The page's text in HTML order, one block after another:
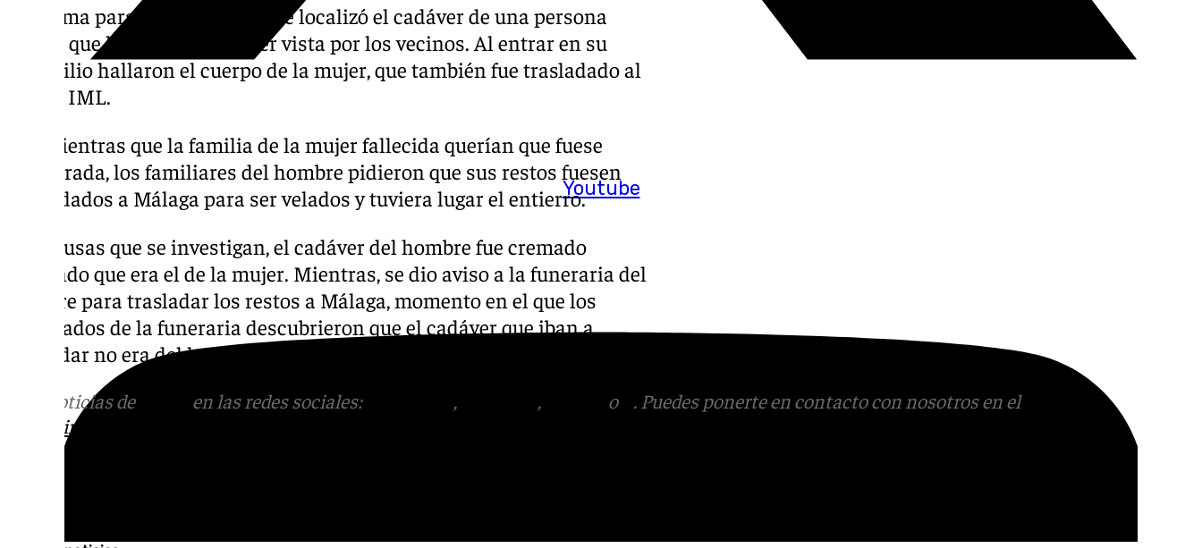
Youtube
De forma paralela, al parecer, se localizó el cadáver de una persona
mayor que llevaba días sin ser vista por los vecinos. Al entrar en su
domicilio hallaron el cuerpo de la mujer, que también fue trasladado al
citado IML.
Así, mientras que la familia de la mujer fallecida querían que fuese
incinerada, los familiares del hombre pidieron que sus restos fuesen
trasladados a Málaga para ser velados y tuviera lugar el entierro.
Por causas que se investigan, el cadáver del hombre fue cremado
creyendo que era el de la mujer. Mientras, se dio aviso a la funeraria del
hombre para trasladar los restos a Málaga, momento en el que los
empleados de la funeraria descubrieron que el cadáver que iban a
trasladar no era del hombre, sino de una mujer.
Más noticias de en las redes sociales: , , o
. Puedes ponerte en contacto con nosotros en el
informativos@101tv.es